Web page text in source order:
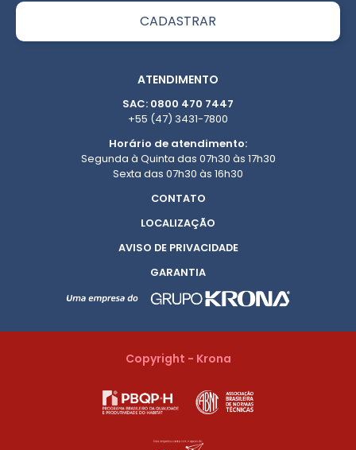
ATENDIMENTO
SAC: 0800 470 7447
+55 (47) 3431-7800
Horário de atendimento:
Segunda à Quinta das 07h30 às 17h30
Sexta das 07h30 às 16h30
CONTATO
LOCALIZAÇÃO
AVISO DE PRIVACIDADE
GARANTIA
Copyright - Krona